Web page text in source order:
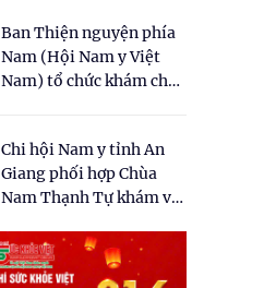
Ban Thiện nguyện phía
Nam (Hội Nam y Việt
Nam) tổ chức khám chữa
dân tại xã Tân Tập
Chi hội Nam y tỉnh An
Giang phối hợp Chùa
Nam Thạnh Tự khám và
nhân dân